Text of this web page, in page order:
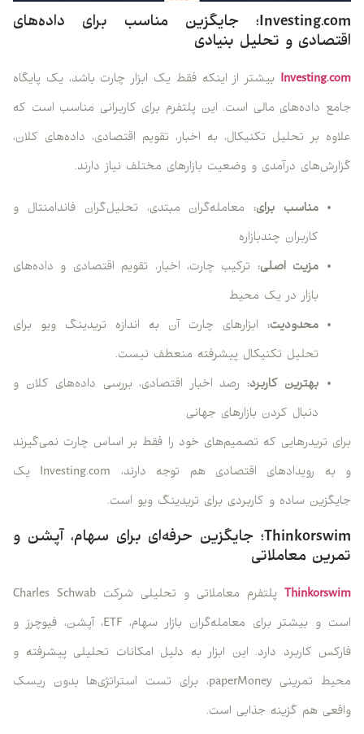
Investing.com؛ جایگزین مناسب برای داده‌های
اقتصادی و تحلیل بنیادی
Investing.com بیشتر از اینکه فقط یک ابزار چارت باشد، یک پایگاه
جامع داده‌های مالی است. این پلتفرم برای کاربرانی مناسب است که
علاوه بر تحلیل تکنیکال، به اخبار، تقویم اقتصادی، داده‌های کلان،
گزارش‌های درآمدی و وضعیت بازارهای مختلف نیاز دارند.
مناسب برای: معامله‌گران مبتدی، تحلیل‌گران فاندامنتال و
کاربران چندبازاره
مزیت اصلی: ترکیب چارت، اخبار، تقویم اقتصادی و داده‌های
بازار در یک محیط
محدودیت: ابزارهای چارت آن به اندازه تریدینگ ویو برای
تحلیل تکنیکال پیشرفته منعطف نیست.
بهترین کاربرد: رصد اخبار اقتصادی، بررسی داده‌های کلان و
دنبال کردن بازارهای جهانی
برای تریدرهایی که تصمیم‌های خود را فقط بر اساس چارت نمی‌گیرند
و به رویدادهای اقتصادی هم توجه دارند، Investing.com یک
جایگزین ساده و کاربردی برای تریدینگ ویو است.
Thinkorswim؛ جایگزین حرفه‌ای برای سهام، آپشن و
تمرین معاملاتی
Thinkorswim
پلتفرم معاملاتی و تحلیلی شرکت Charles Schwab
است و بیشتر برای معامله‌گران بازار سهام، ETF، آپشن، فیوچرز و
فارکس کاربرد دارد. این ابزار به دلیل امکانات تحلیلی پیشرفته و
محیط تمرینی paperMoney، برای تست استراتژی‌ها بدون ریسک
واقعی هم گزینه جذابی است.